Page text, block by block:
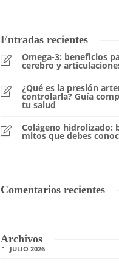
Entradas recientes
Omega-3: beneficios
cerebro y
¿Qué es la presión
controlarla? Guía
tu salud
Colágeno hidrolizado:
mitos que debes
Comentarios recientes
Archivos
JULIO 2026